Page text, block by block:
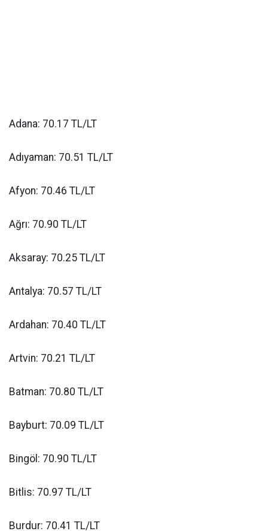
Adana: 70.17 TL/LT
Adıyaman: 70.51 TL/LT
Afyon: 70.46 TL/LT
Ağrı: 70.90 TL/LT
Aksaray: 70.25 TL/LT
Antalya: 70.57 TL/LT
Ardahan: 70.40 TL/LT
Artvin: 70.21 TL/LT
Batman: 70.80 TL/LT
Bayburt: 70.09 TL/LT
Bingöl: 70.90 TL/LT
Bitlis: 70.97 TL/LT
Burdur: 70.41 TL/LT